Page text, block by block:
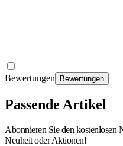
Bewertungen Bewertungen
Passende Artikel
Abonnieren Sie den kostenlosen
Neuheit oder Aktionen!